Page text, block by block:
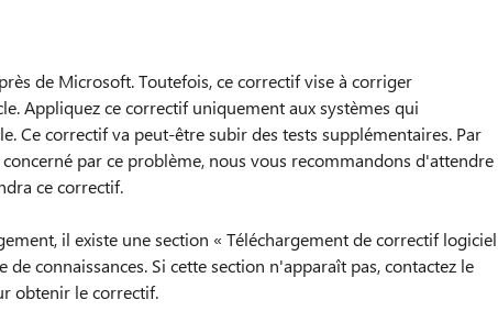
de Microsoft. Toutefois, ce correctif vise à corriger
Appliquez ce correctif uniquement aux systèmes qui
Ce correctif va peut-être subir des tests supplémentaires. Par
par ce problème, nous vous recommandons d'attendre
ce correctif.
il existe une section « Téléchargement de correctif logiciel
connaissances. Si cette section n'apparaît pas, contactez le
obtenir le correctif.